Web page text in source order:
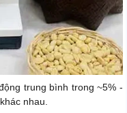
trung bình trong ~5% -
nhau.